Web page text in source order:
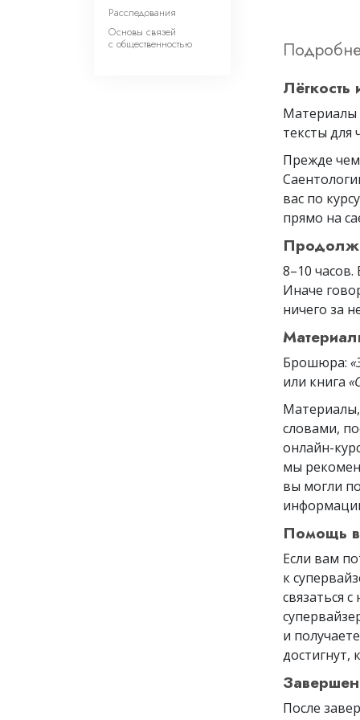
Лёгкость
Материалы
тексты для
Прежде чем
вас по
прямо на
8–10
Иначе
ничего за
Брошюра:
или книга
словами,
онлайн-
мы
вы могли
Помощь в
Если вам
к
связаться
и
достигнут,
После
Расследования
Основы связей
с общественностью